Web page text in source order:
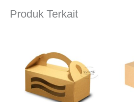
Produk Terkait